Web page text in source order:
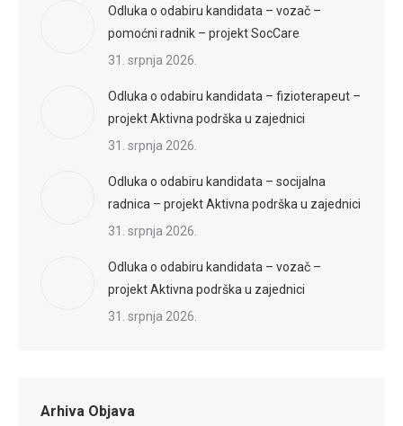
Odluka o odabiru kandidata – vozač –
pomoćni radnik – projekt SocCare
31. srpnja 2026.
Odluka o odabiru kandidata – fizioterapeut –
projekt Aktivna podrška u zajednici
31. srpnja 2026.
Odluka o odabiru kandidata – socijalna
radnica – projekt Aktivna podrška u zajednici
31. srpnja 2026.
Odluka o odabiru kandidata – vozač –
projekt Aktivna podrška u zajednici
31. srpnja 2026.
Arhiva Objava